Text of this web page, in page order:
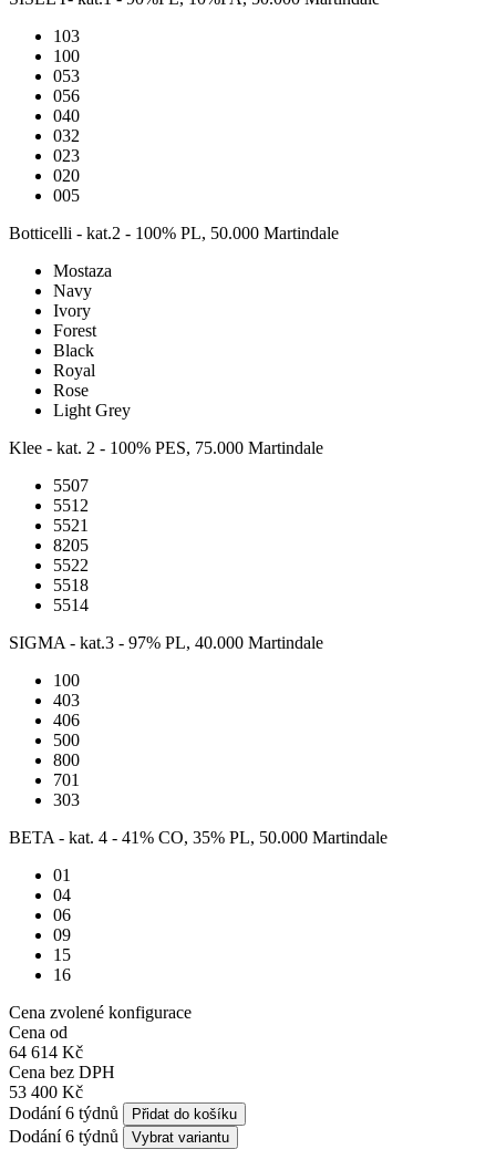
103
100
053
056
040
032
023
020
005
Botticelli - kat.2 - 100% PL, 50.000 Martindale
Mostaza
Navy
Ivory
Forest
Black
Royal
Rose
Light Grey
Klee - kat. 2 - 100% PES, 75.000 Martindale
5507
5512
5521
8205
5522
5518
5514
SIGMA - kat.3 - 97% PL, 40.000 Martindale
100
403
406
500
800
701
303
BETA - kat. 4 - 41% CO, 35% PL, 50.000 Martindale
01
04
06
09
15
16
Cena zvolené konfigurace
Cena od
64 614 Kč
Cena bez DPH
53 400 Kč
Dodání 6 týdnů
Přidat do košíku
Dodání 6 týdnů Vybrat variantu